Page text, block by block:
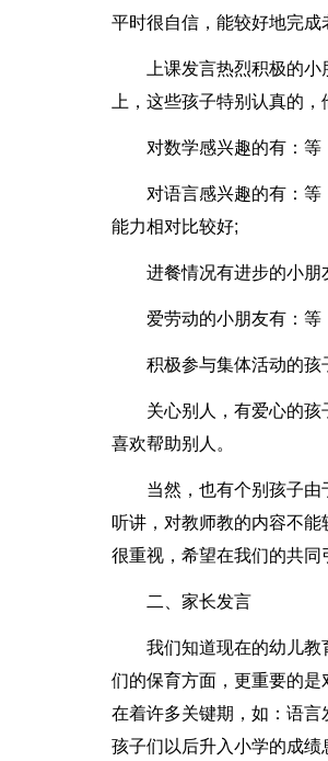
平时很自信，能较好地完成
上课发言热烈积极的
上，这些孩子特别认真的
对数学感兴趣的有：
对语言感兴趣的有：
能力相对比较好;
进餐情况有进步的小
爱劳动的小朋友有：
积极参与集体活动的
关心别人，有爱心的
喜欢帮助别人。
当然，也有个别孩子
听讲，对教师教的内容不
很重视，希望在我们的共同
二、家长发言
我们知道现在的幼儿
们的保育方面，更重要的
在着许多关键期，如：语
孩子们以后升入小学的成